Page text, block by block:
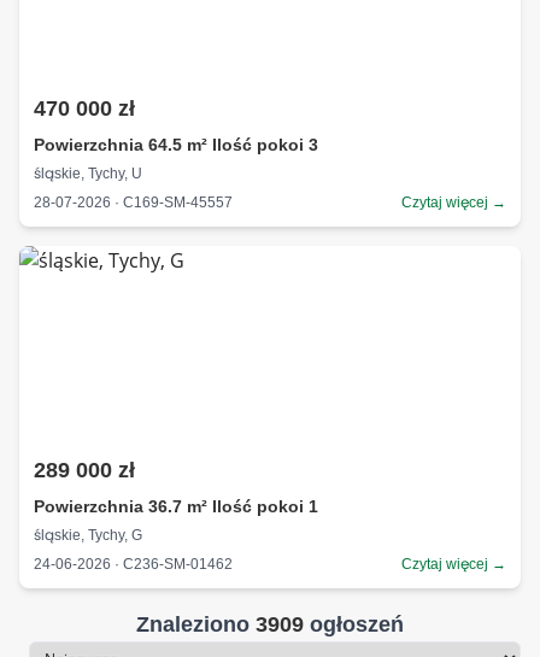
470 000 zł
Powierzchnia 64.5 m² Ilość pokoi 3
śląskie, Tychy, U
28-07-2026 · C169-SM-45557
Czytaj więcej →
289 000 zł
Powierzchnia 36.7 m² Ilość pokoi 1
śląskie, Tychy, G
24-06-2026 · C236-SM-01462
Czytaj więcej →
Znaleziono 3909 ogłoszeń